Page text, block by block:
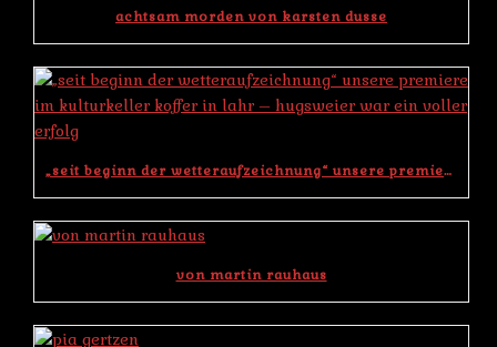
achtsam morden von karsten dusse
„seit beginn der wetteraufzeichnung“ unsere premiere im kulturkeller koffer in lahr – hugsweier war ein voller erfolg
von martin rauhaus